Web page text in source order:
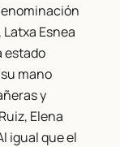
Esnea
estado
mano
y
Elena
igual que el